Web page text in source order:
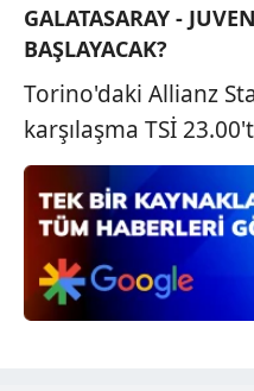
almak için lütfentıklayınız.
GALATASARAY -
BAŞLAYACAK?
Torino'daki Allianz
karşılaşma TSİ